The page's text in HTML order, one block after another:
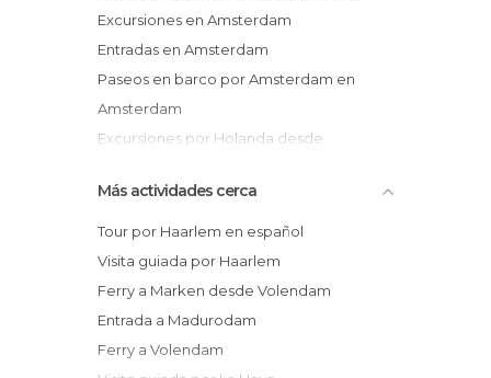
Excursiones en Amsterdam
Entradas en Amsterdam
Paseos en barco por Amsterdam en
Amsterdam
Excursiones por Holanda desde
Tours por el Barrio Rojo de Ámsterdam
en Amsterdam
Espectáculos en Amsterdam
Más actividades cerca
Tour por Haarlem en español
Visita guiada por Haarlem
Ferry a Marken desde Volendam
Entrada a Madurodam
Ferry a Volendam